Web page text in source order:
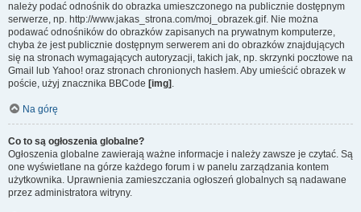
należy podać odnośnik do obrazka umieszczonego na publicznie dostępnym
serwerze, np. http://www.jakas_strona.com/moj_obrazek.gif. Nie można
podawać odnośników do obrazków zapisanych na prywatnym komputerze,
chyba że jest publicznie dostępnym serwerem ani do obrazków znajdujących
się na stronach wymagających autoryzacji, takich jak, np. skrzynki pocztowe na
Gmail lub Yahoo! oraz stronach chronionych hasłem. Aby umieścić obrazek w
poście, użyj znacznika BBCode [img] .
Na górę
Co to są ogłoszenia globalne?
Ogłoszenia globalne zawierają ważne informacje i należy zawsze je czytać. Są
one wyświetlane na górze każdego forum i w panelu zarządzania kontem
użytkownika. Uprawnienia zamieszczania ogłoszeń globalnych są nadawane
przez administratora witryny.